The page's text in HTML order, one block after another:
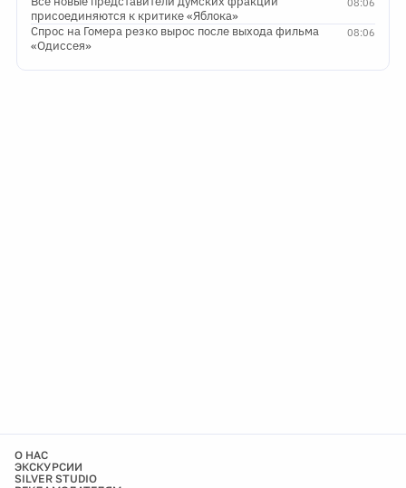
08:06
присоединяются к критике «Яблока»
08:06
Спрос на Гомера резко вырос после выхода фильма
«Одиссея»
О НАС
ЭКСКУРСИИ
SILVER STUDIO